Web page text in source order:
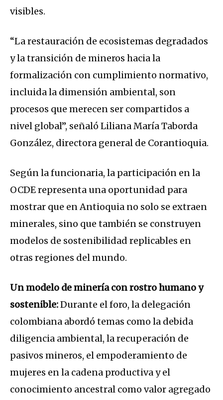
visibles.
“La restauración de ecosistemas degradados
y la transición de mineros hacia la
formalización con cumplimiento normativo,
incluida la dimensión ambiental, son
procesos que merecen ser compartidos a
nivel global”, señaló Liliana María Taborda
González, directora general de Corantioquia.
Según la funcionaria, la participación en la
OCDE representa una oportunidad para
mostrar que en Antioquia no solo se extraen
minerales, sino que también se construyen
modelos de sostenibilidad replicables en
otras regiones del mundo.
Un modelo de minería con rostro humano y
sostenible:Durante el foro, la delegación
colombiana abordó temas como la debida
diligencia ambiental, la recuperación de
pasivos mineros, el empoderamiento de
mujeres en la cadena productiva y el
conocimiento ancestral como valor agregado